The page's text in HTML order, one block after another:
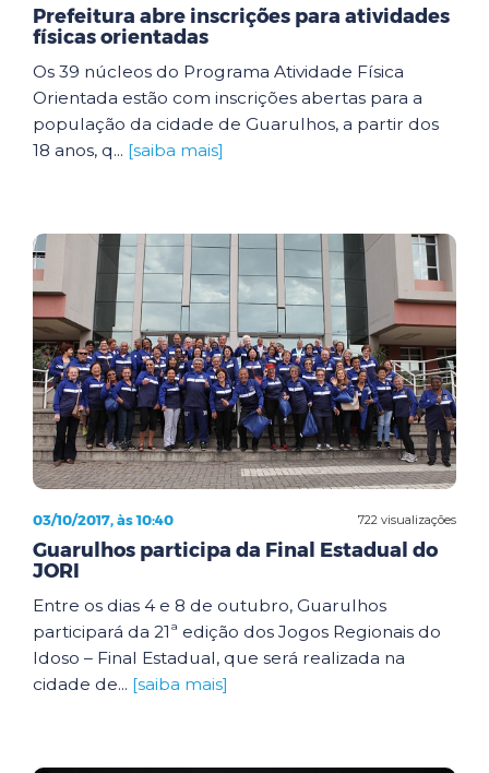
Prefeitura abre inscrições para atividades
físicas orientadas
Os 39 núcleos do Programa Atividade Física
Orientada estão com inscrições abertas para a
população da cidade de Guarulhos, a partir dos
18 anos, q... [saiba mais]
722 visualizações
03/10/2017, às 10:40
Guarulhos participa da Final Estadual do
JORI
Entre os dias 4 e 8 de outubro, Guarulhos
participará da 21ª edição dos Jogos Regionais do
Idoso – Final Estadual, que será realizada na
cidade de... [saiba mais]